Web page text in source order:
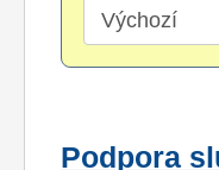
Podpora